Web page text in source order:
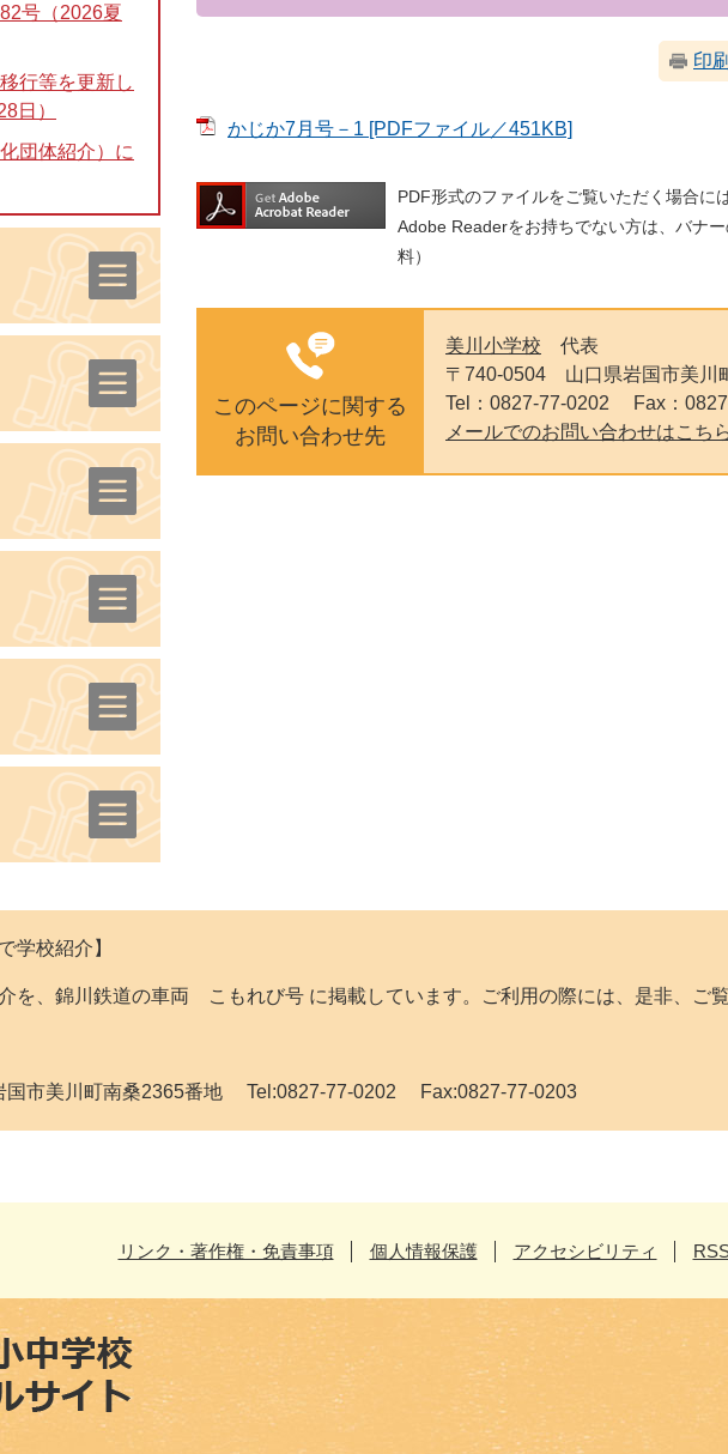
印
かじか7月号－1 [PDFファイル／451KB]
PDF形式のファイルをご覧いただく場合に
Adobe Readerをお持ちでない方は、バナ
料）
このページに関する
お問い合わせ先
美川小学校
代表
〒740-0504
山口県岩国市美川
Tel：0827-77-0202
Fax：
メールでのお問い合わせはこち
号（2026夏
行等を更新し
日）
団体紹介）に
学校紹介】
を、錦川鉄道の車両 こもれび号 に掲載しています。ご利用の際には、是非、ご覧
国市美川町南桑2365番地 Tel:0827-77-0202 Fax:0827-77-0203
リンク・著作権・免責事項 個人情報保護 アクセシビリティ